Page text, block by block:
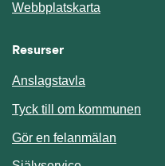
Webbplatskarta
Resurser
Anslagstavla
Tyck till om kommunen
Gör en felanmälan